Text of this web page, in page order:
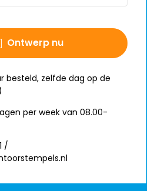
Ontwerp nu
besteld, zelfde dag op de
per week van 08.00-
/